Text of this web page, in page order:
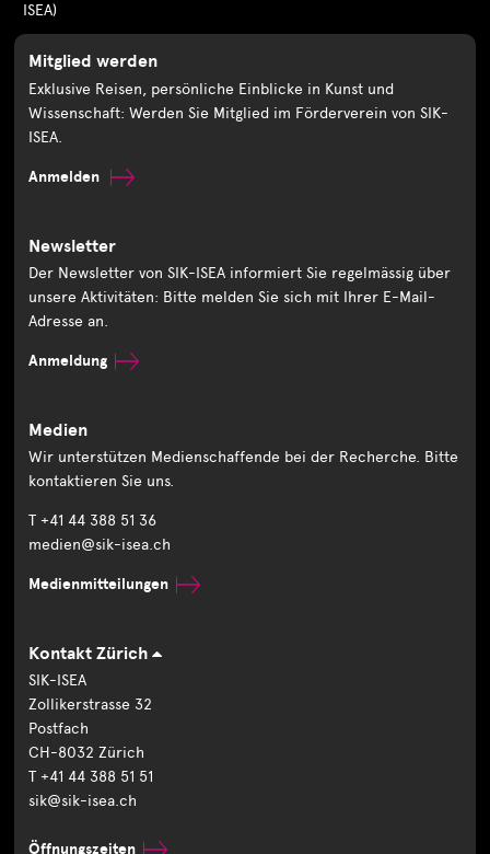
ISEA)
Mitglied werden
Exklusive Reisen, persönliche Einblicke in Kunst und
Wissenschaft: Werden Sie Mitglied im Förderverein von SIK-
ISEA.
Anmelden
Newsletter
Der Newsletter von SIK-ISEA informiert Sie regelmässig über
unsere Aktivitäten: Bitte melden Sie sich mit Ihrer E-Mail-
Adresse an.
Anmeldung
Medien
Wir unterstützen Medienschaffende bei der Recherche. Bitte
kontaktieren Sie uns.
T +41 44 388 51 36
medien@sik-isea.ch
Medienmitteilungen
Kontakt Zürich
SIK-ISEA
Zollikerstrasse 32
Postfach
CH-8032 Zürich
T +41 44 388 51 51
sik@sik-isea.ch
Öffnungszeiten